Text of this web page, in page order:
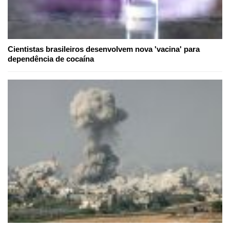
Cientistas brasileiros desenvolvem nova 'vacina' para
dependência de cocaína